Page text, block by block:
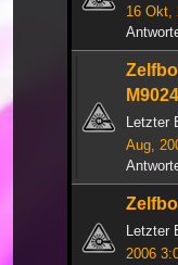
16 Okt,
Letzter
Aug,
Letzter
2006